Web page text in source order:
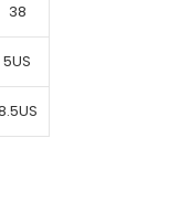
38
5US